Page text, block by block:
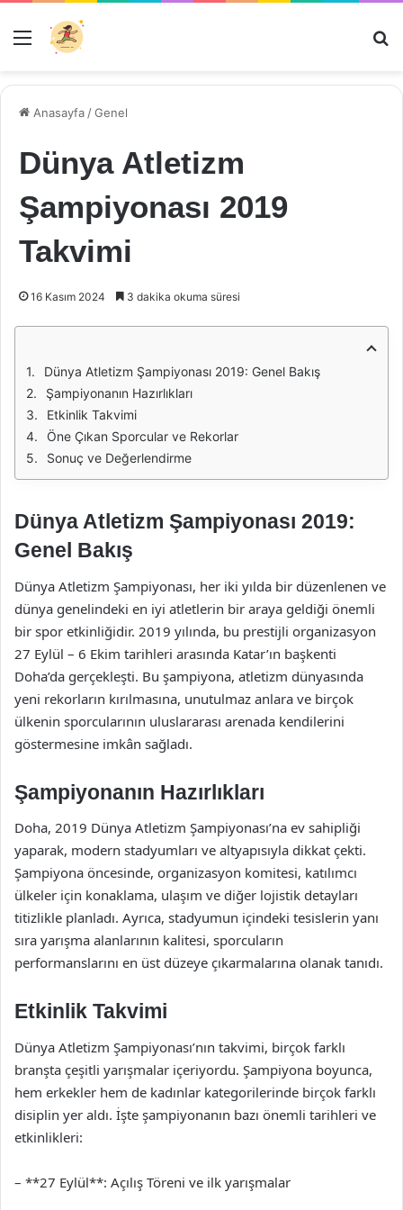
Menü
Anasayfa /Genel
Dünya Atletizm
Şampiyonası 2019
Takvimi
16 Kasım 2024 3 dakika okuma süresi
Dünya Atletizm Şampiyonası 2019: Genel Bakış
Şampiyonanın Hazırlıkları
Etkinlik Takvimi
Öne Çıkan Sporcular ve Rekorlar
Sonuç ve Değerlendirme
Dünya Atletizm Şampiyonası 2019:
Genel Bakış
Dünya Atletizm Şampiyonası, her iki yılda bir düzenlenen ve
dünya genelindeki en iyi atletlerin bir araya geldiği önemli
bir spor etkinliğidir. 2019 yılında, bu prestijli organizasyon
27 Eylül – 6 Ekim tarihleri arasında Katar’ın başkenti
Doha’da gerçekleşti. Bu şampiyona, atletizm dünyasında
yeni rekorların kırılmasına, unutulmaz anlara ve birçok
ülkenin sporcularının uluslararası arenada kendilerini
göstermesine imkân sağladı.
Şampiyonanın Hazırlıkları
Doha, 2019 Dünya Atletizm Şampiyonası’na ev sahipliği
yaparak, modern stadyumları ve altyapısıyla dikkat çekti.
Şampiyona öncesinde, organizasyon komitesi, katılımcı
ülkeler için konaklama, ulaşım ve diğer lojistik detayları
titizlikle planladı. Ayrıca, stadyumun içindeki tesislerin yanı
sıra yarışma alanlarının kalitesi, sporcuların
performanslarını en üst düzeye çıkarmalarına olanak tanıdı.
Etkinlik Takvimi
Dünya Atletizm Şampiyonası’nın takvimi, birçok farklı
branşta çeşitli yarışmalar içeriyordu. Şampiyona boyunca,
hem erkekler hem de kadınlar kategorilerinde birçok farklı
disiplin yer aldı. İşte şampiyonanın bazı önemli tarihleri ve
etkinlikleri:
– **27 Eylül**: Açılış Töreni ve ilk yarışmalar